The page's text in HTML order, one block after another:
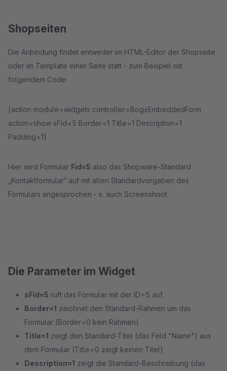
Shopseiten
Die Anbindung findet entweder im HTML-Editor der Shopseite
oder im Template einer Seite statt - zum Beispiel mit
folgendem Code:
{action module=widgets controller=BogxEmbeddedForm
action=show sFid=5 Border=1 Title=1 Description=1
Padding=1}
Hier wird Formular Fid=5 also das Shopware-Standard
„Kontaktformular“ auf mit allen Standardvorgaben des
Formulars angesprochen - s. auch Screenshoot.
Die Parameter im Widget
sFid=5 ruft das Formular mit der ID=5 auf
Border=1 zeichnet den Standard-Rahmen um das
Formular (Border=0 kein Rahmen)
Title=1 zeigt den Standard-Titel (das Feld "Name") aus
dem Formular (Title=0 zeigt keinen Titel)
Description=1 zeigt die Standard-Beschreibung (das